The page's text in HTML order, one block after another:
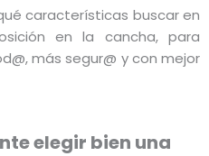
características buscar en
en la cancha, para
más segur@ y con mejor
elegir bien una